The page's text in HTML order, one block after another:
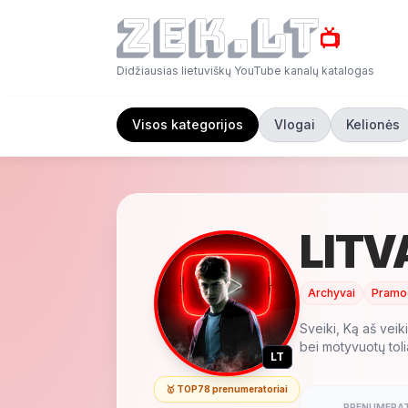
📺
Didžiausias lietuviškų YouTube kanalų katalogas
Visos kategorijos Vlogai Kelionės
LT
🥇 TOP78 prenumeratoriai
Archyvai
Sveiki, Ką aš
bei motyvuotų